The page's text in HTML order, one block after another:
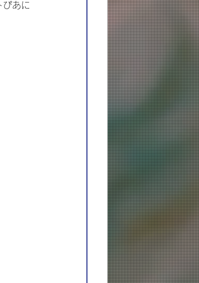
あに